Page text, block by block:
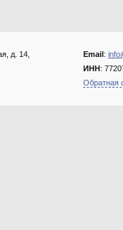
д. 14,
Email:
ИНН:
Обратная